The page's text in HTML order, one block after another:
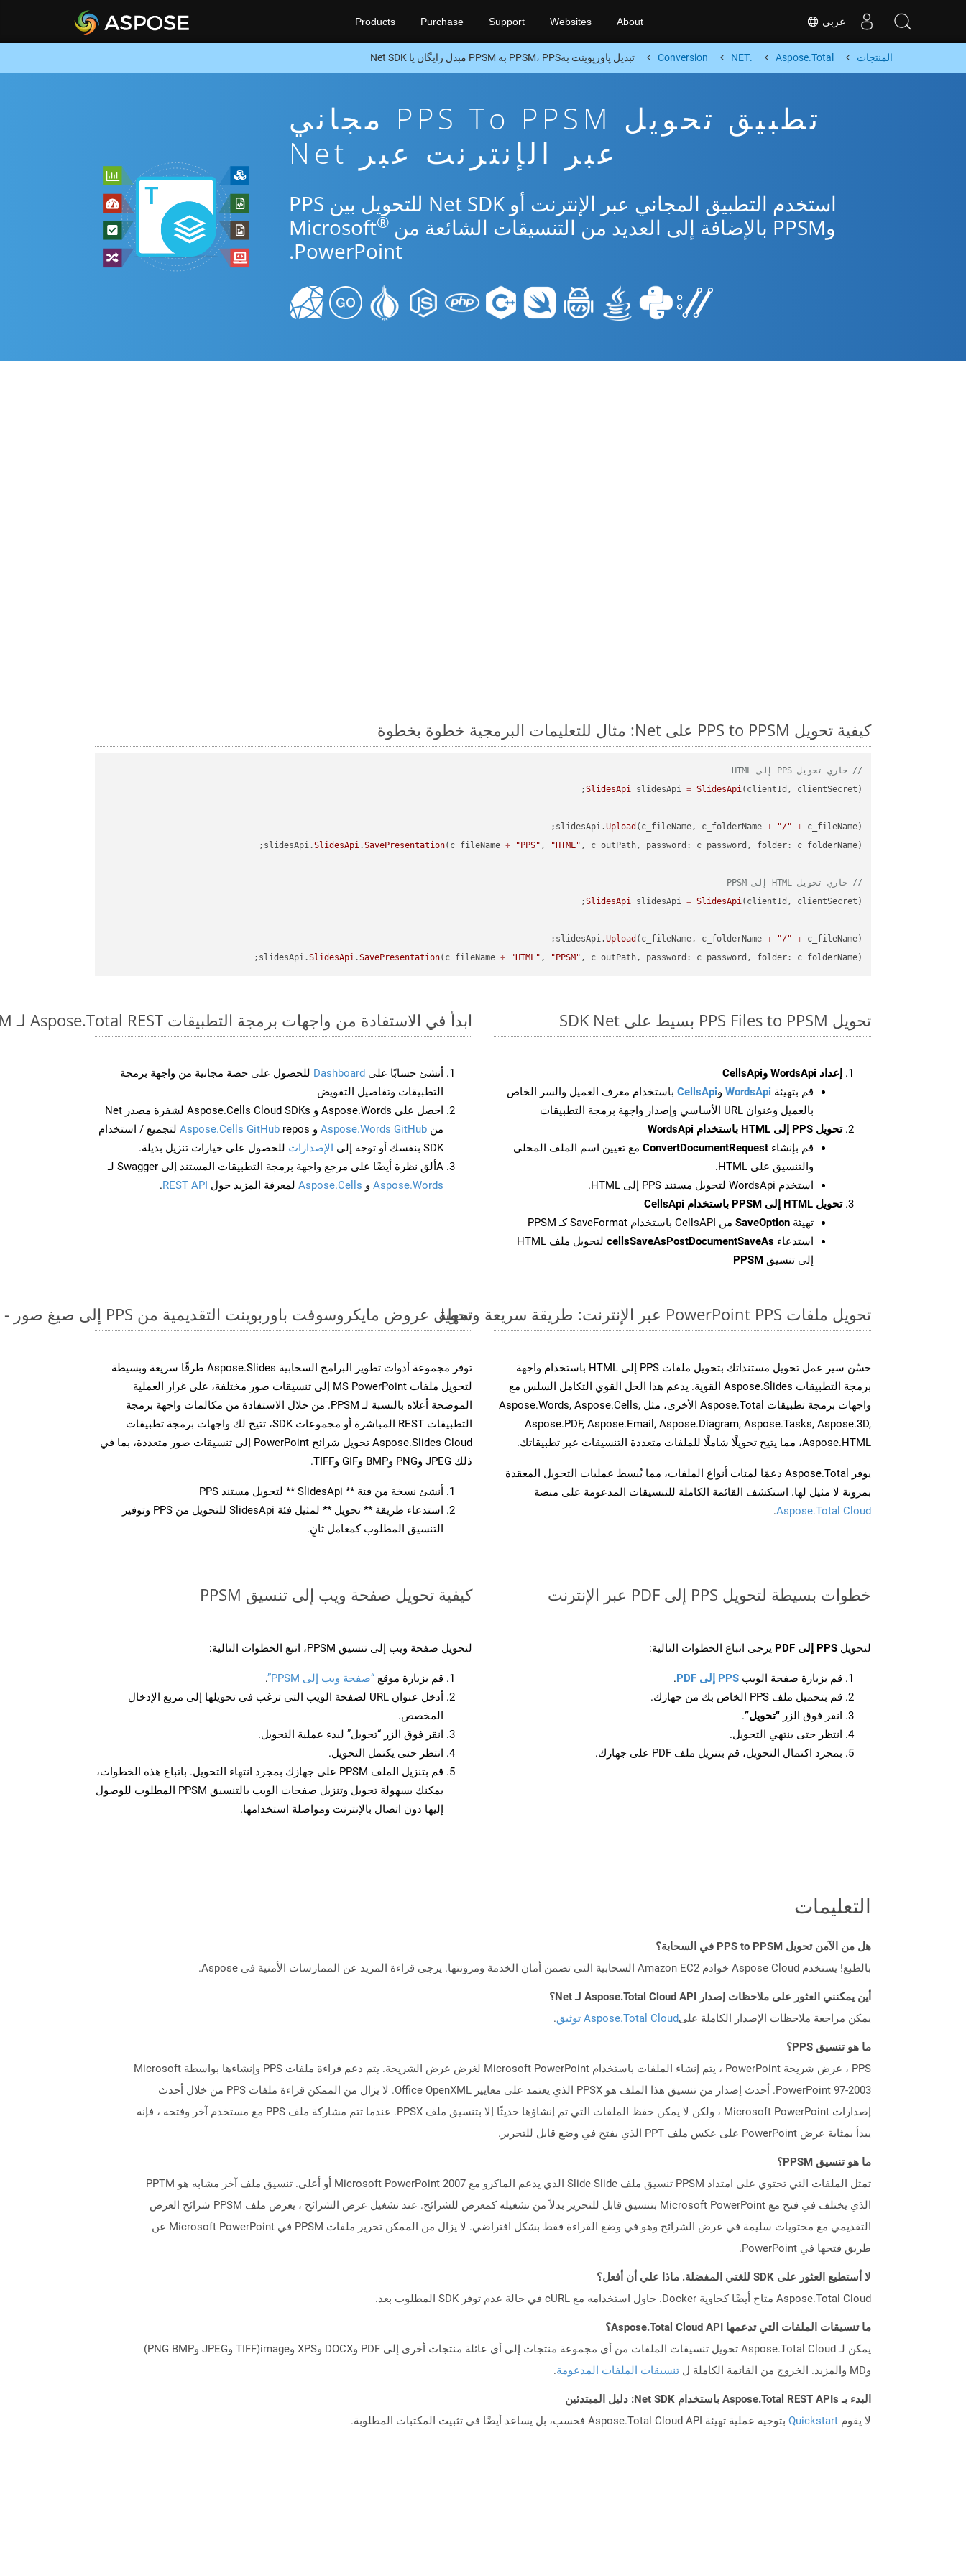
عربي Products Purchase Support Websites About
المنتجات Aspose.Total
.NET
Conversion تبدیل پاورپوینت بهPPSM، PPS به PPSM مبدل رایگان یا Net SDK
تطبيق تحويل PPS To PPSM مجاني
عبر الإنترنت عبر Net
استخدم التطبيق المجاني عبر الإنترنت أو Net SDK للتحويل بين PPS
وPPSM بالإضافة إلى العديد من التنسيقات الشائعة من Microsoft
®
PowerPoint.
كيفية تحويل PPS to PPSM على Net: مثال للتعليمات البرمجية خطوة بخطوة
// جاري تحويل PPS إلى HTML
SlidesApi slidesApi = SlidesApi
slidesApi.Upload (c_fileName, c_folderName + "/" +
slidesApi.SlidesApi.SavePresentation(c_fileName + "PPS" , "HTML"
// جاري تحويل HTML إلى PPSM
SlidesApi slidesApi = SlidesApi
slidesApi.Upload (c_fileName, c_folderName + "/" +
slidesApi.SlidesApi.SavePresentation(c_fileName + "HTML" , "PPSM" , c_outPath, password: c_password, folder: c_folderName);
تحويل PPS Files to PPSM بسيط على SDK Net
إعداد WordsApi وCellsApi
قم بتهيئة WordsApi وCellsApi باستخدام معرف العميل والسر الخاص
بالعميل وعنوان URL الأساسي وإصدار واجهة برمجة التطبيقات
تحويل PPS إلى HTML باستخدام WordsApi
قم بإنشاء ConvertDocumentRequest مع تعيين اسم الملف المحلي
والتنسيق على HTML.
استخدم WordsApi لتحويل مستند PPS إلى HTML.
تحويل HTML إلى PPSM باستخدام CellsApi
تهيئة SaveOption من CellsAPI باستخدام SaveFormat كـ PPSM
استدعاء cellsSaveAsPostDocumentSaveAs
لتحويل ملف HTML
إلى تنسيق PPSM
ابدأ في الاستفادة من واجهات برمجة التطبيقات Aspose.Total REST لـ PPS to PPSM
أنشئ حسابًا على Dashboard للحصول على حصة مجانية من واجهة برمجة
التطبيقات وتفاصيل التفويض
احصل على Aspose.Words و Aspose.Cells Cloud SDKs لشفرة مصدر Net
من Aspose.Words GitHub و Aspose.Cells GitHub repos لتجميع / استخدام
SDK بنفسك أو توجه إلى
الإصدارات للحصول على خيارات تنزيل بديلة.
Aألق نظرة أيضًا على مرجع واجهة برمجة التطبيقات المستند إلى Swagger لـ
Aspose.Words و Aspose.Cells لمعرفة المزيد حول REST API
.
تحويل ملفات PowerPoint PPS عبر الإنترنت: طريقة سريعة وسهلة
حسّن سير عمل تحويل مستنداتك بتحويل ملفات PPS إلى HTML باستخدام واجهة
برمجة التطبيقات Aspose.Slides القوية. يدعم هذا الحل القوي التكامل السلس مع
واجهات برمجة تطبيقات Aspose.Total الأخرى، مثل Aspose.Words, Aspose.Cells,
Aspose.PDF, Aspose.Email, Aspose.Diagram, Aspose.Tasks, Aspose.3D,
Aspose.HTML، مما يتيح تحويلًا شاملًا للملفات متعددة التنسيقات عبر تطبيقاتك.
يوفر Aspose.Total دعمًا لمئات أنواع الملفات، مما يُبسط عمليات التحويل المعقدة
بمرونة لا مثيل لها. استكشف القائمة الكاملة للتنسيقات المدعومة على منصة
Aspose.Total Cloud
.
تحويل عروض مايكروسوفت باوربوينت التقديمية من PPS إلى صيغ صور - دليل خطوة بخطوة
توفر مجموعة أدوات تطوير البرامج السحابية Aspose.Slides طرقًا سريعة وبسيطة
لتحويل ملفات MS PowerPoint إلى تنسيقات صور مختلفة، على غرار العملية
الموضحة أعلاه بالنسبة لـ PPSM. من خلال الاستفادة من مكالمات واجهة برمجة
التطبيقات REST المباشرة أو مجموعات SDK، تتيح لك واجهات برمجة تطبيقات
Aspose.Slides Cloud تحويل شرائح PowerPoint إلى تنسيقات صور متعددة، بما في
ذلك JPEG وPNG وBMP وGIF وTIFF.
أنشئ نسخة من فئة ** SlidesApi ** لتحويل مستند PPS
استدعاء طريقة ** تحويل ** لمثيل فئة SlidesApi للتحويل من PPS وتوفير
التنسيق المطلوب كمعامل ثانٍ.
خطوات بسيطة لتحويل PPS إلى PDF عبر الإنترنت
لتحويل PPS إلى PDF يرجى اتباع الخطوات التالية:
قم بزيارة صفحة الويب PPS إلى PDF
.
قم بتحميل ملف PPS الخاص بك من جهازك.
انقر فوق الزر “تحويل”.
انتظر حتى ينتهي التحويل.
بمجرد اكتمال التحويل، قم بتنزيل ملف PDF على جهازك.
كيفية تحويل صفحة ويب إلى تنسيق PPSM
لتحويل صفحة ويب إلى تنسيق PPSM، اتبع الخطوات التالية:
قم بزيارة موقع “صفحة ويب إلى PPSM”
.
أدخل عنوان URL لصفحة الويب التي ترغب في تحويلها إلى مربع الإدخال
المخصص.
انقر فوق الزر “تحويل” لبدء عملية التحويل.
انتظر حتى يكتمل التحويل.
قم بتنزيل الملف PPSM على جهازك بمجرد انتهاء التحويل. باتباع هذه الخطوات،
يمكنك بسهولة تحويل وتنزيل صفحات الويب بالتنسيق PPSM المطلوب للوصول
إليها دون اتصال بالإنترنت ومواصلة استخدامها.
التعليمات
هل من الآمن تحويل PPS to PPSM في السحابة؟
بالطبع! يستخدم Aspose Cloud خوادم Amazon EC2 السحابية التي تضمن أمان الخدمة ومرونتها. يرجى قراءة المزيد عن الممارسات الأمنية في Aspose.
أين يمكنني العثور على ملاحظات إصدار Aspose.Total Cloud API لـ Net؟
يمكن مراجعة ملاحظات الإصدار الكاملة علىAspose.Total Cloud توثيق .
ما هو تنسيق PPS؟
PPS ، عرض شريحة PowerPoint ، يتم إنشاء الملفات باستخدام Microsoft PowerPoint لغرض عرض الشريحة. يتم دعم قراءة ملفات PPS وإنشاءها بواسطة Microsoft
PowerPoint 97-2003. أحدث إصدار من تنسيق هذا الملف هو PPSX الذي يعتمد على معايير Office OpenXML. لا يزال من الممكن قراءة ملفات PPS من خلال أحدث
إصدارات Microsoft PowerPoint ، ولكن لا يمكن حفظ الملفات التي تم إنشاؤها حديثًا إلا بتنسيق ملف PPSX. عندما تتم مشاركة ملف PPS مع مستخدم آخر وفتحه ، فإنه
يبدأ بمثابة عرض PowerPoint على عكس ملف PPT الذي يفتح في وضع قابل للتحرير.
ما هو تنسيق PPSM؟
تمثل الملفات التي تحتوي على امتداد PPSM تنسيق ملف Slide Slide الذي يدعم الماكرو مع Microsoft PowerPoint 2007 أو أعلى. تنسيق ملف آخر مشابه هو PPTM
الذي يختلف في فتح مع Microsoft PowerPoint بتنسيق قابل للتحرير بدلاً من تشغيله كمعرض للشرائح. عند تشغيل عرض الشرائح ، يعرض ملف PPSM شرائح العرض
التقديمي مع محتويات سليمة في عرض الشرائح وهو في وضع القراءة فقط بشكل افتراضي. لا يزال من الممكن تحرير ملفات PPSM في Microsoft PowerPoint عن
طريق فتحها في PowerPoint.
لا أستطيع العثور على SDK للغتي المفضلة. ماذا علي أن أفعل؟
Aspose.Total Cloud متاح أيضًا كحاوية Docker. حاول استخدامه مع cURL في حالة عدم توفر SDK المطلوب بعد.
ما تنسيقات الملفات التي تدعمها Aspose.Total Cloud API؟
يمكن لـ Aspose.Total Cloud تحويل تنسيقات الملفات من أي مجموعة منتجات إلى أي عائلة منتجات أخرى إلى PDF وDOCX وXPS وimage(TIFF وJPEG وPNG BMP)
وMD والمزيد. الخروج من القائمة الكاملة ل
تنسيقات الملفات المدعومة.
البدء بـ Aspose.Total REST APIs باستخدام Net SDK: دليل المبتدئين
لا يقوم Quickstart بتوجيه عملية تهيئة Aspose.Total Cloud API فحسب، بل يساعد أيضًا في تثبيت المكتبات المطلوبة.